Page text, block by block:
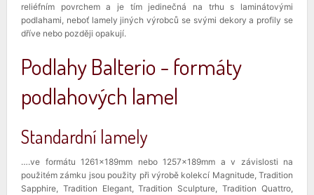
reliéfním povrchem a je tím jedinečná na trhu s laminátovými
podlahami, neboť lamely jiných výrobců se svými dekory a profily se
dříve nebo později opakují.
Podlahy Balterio - formáty
podlahových lamel
Standardní lamely
….ve formátu 1261x189mm nebo 1257x189mm a v závislosti na
použitém zámku jsou použity při výrobě kolekcí Magnitude, Tradition
Sapphire, Tradition Elegant, Tradition Sculpture, Tradition Quattro,